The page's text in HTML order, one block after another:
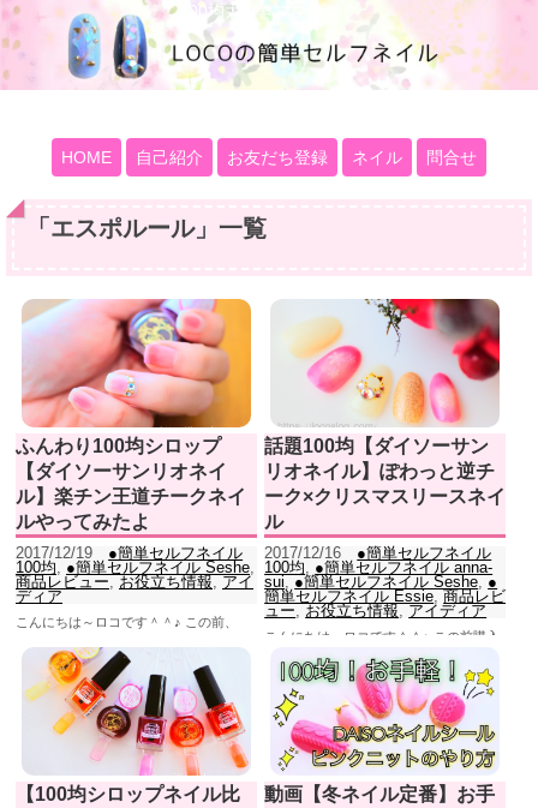
100均大好きママブログ
HOME 自己紹介 お友だち登録 ネイル 問合せ
「 エスポルール」 一覧
ふんわり100均シロップ
【ダイソーサンリオネイ
ル】楽チン王道チークネイ
ルやってみたよ
2017/12/19
●簡単セルフネイル
100均, ●簡単セルフネイル Seshe,
商品レビュー, お役立ち情報, アイ
ディア
こんにちは～ロコです＾＾♪ この前、
ネイル。 暖色のシロップネイル3色だ
話題100均【ダイソーサン
リオネイル】ぽわっと逆チ
ーク×クリスマスリースネイ
ル
2017/12/16
●簡単セルフネイル
100均, ●簡単セルフネイル anna-
sui, ●簡単セルフネイル Seshe, ●
簡単セルフネイル Essie,商品レビ
ュー, お役立ち情報, アイディア
こんにちは～ロコです＾＾♪ この前購入
した「ダイソー サンリオネイル」。 シ
ロップネイルの3色を試し塗りしてみ
て...
【100均シロップネイル比
動画【冬ネイル定番】お手